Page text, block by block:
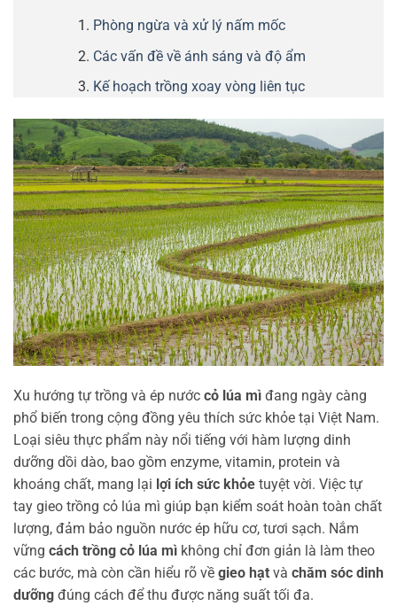
Phòng ngừa và xử lý nấm mốc
Các vấn đề về ánh sáng và độ ẩm
Kế hoạch trồng xoay vòng liên tục
Xu hướng tự trồng và ép nước cỏ lúa mì đang ngày càng
phổ biến trong cộng đồng yêu thích sức khỏe tại Việt Nam.
Loại siêu thực phẩm này nổi tiếng với hàm lượng dinh
dưỡng dồi dào, bao gồm enzyme, vitamin, protein và
khoáng chất, mang lại lợi ích sức khỏe tuyệt vời. Việc tự
tay gieo trồng cỏ lúa mì giúp bạn kiểm soát hoàn toàn chất
lượng, đảm bảo nguồn nước ép hữu cơ, tươi sạch. Nắm
vững cách trồng cỏ lúa mì không chỉ đơn giản là làm theo
các bước, mà còn cần hiểu rõ về gieo hạt và chăm sóc dinh
dưỡng đúng cách để thu được năng suất tối đa.